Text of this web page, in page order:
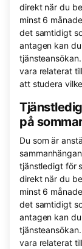
direkt när du
minst 6
det samtidigt
antagen kan
vara relaterat
att studera
på
Du som är
tjänstledigt för
direkt när du
minst 6
det samtidigt
antagen kan
vara relaterat